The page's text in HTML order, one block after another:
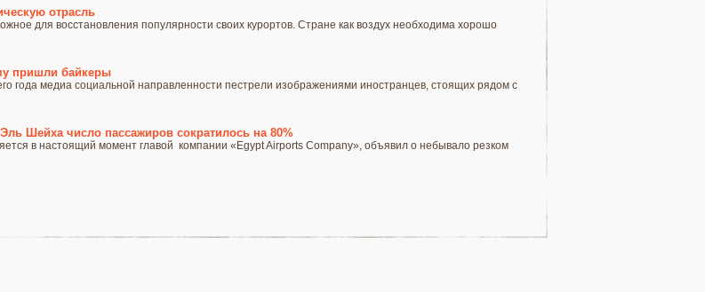
отрасль
для восстановления популярности своих курортов. Стране как воздух необходима хорошо
пришли байкеры
года медиа социальной направленности пестрели изображениями иностранцев, стоящих рядом с
Шейха число пассажиров сократилось на 80%
в настоящий момент главой компании «Egypt Airports Company», объявил о небывало резком